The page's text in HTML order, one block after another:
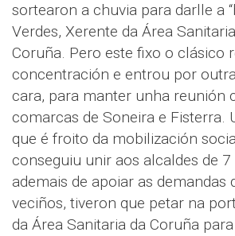
sortearon a chuvia para darlle a
Verdes, Xerente da Área
Coruña. Pero este fixo o clásico
concentración e entrou por
cara, para manter unha reunión
comarcas de Soneira e Fisterra.
que é froito da mobilización
conseguiu unir aos alcaldes de
ademais de apoiar as demandas
veciños, tiveron que petar na
da Área Sanitaria da Coruña